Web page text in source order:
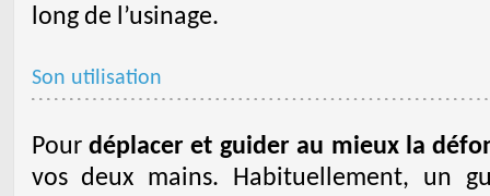
long de l’usinage.
Son utilisation
Pour déplacer et guider au mieux la
vos deux mains. Habituellement, un